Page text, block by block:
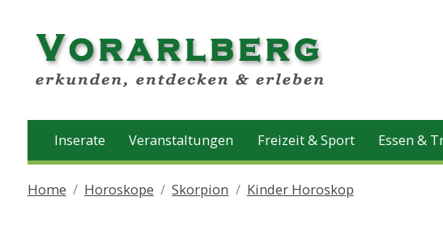
Inserate Veranstaltungen Freizeit & Sport Essen &
Home Horoskope Skorpion Kinder Horoskop